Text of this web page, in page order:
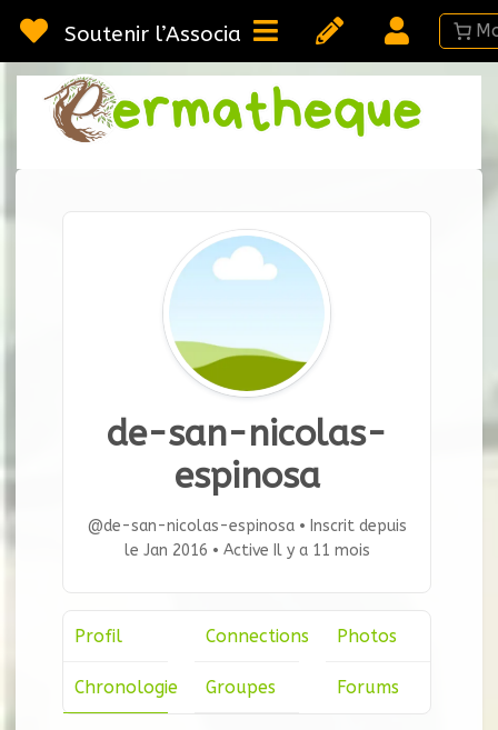
au
contenu
Soutenir l’Association
sur la
de-san-nicolas-
espinosa
@de-san-nicolas-espinosa • Inscrit depuis
le Jan 2016 • Active Il y a 11 mois
Profil
Chronologie
Connections
Groupes
Photos
Forums